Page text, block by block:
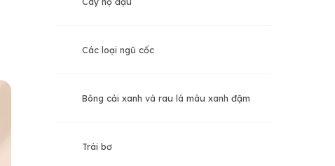
Các loại ngũ cốc
Bông cải xanh và rau lá màu xanh đậm
Trái bơ